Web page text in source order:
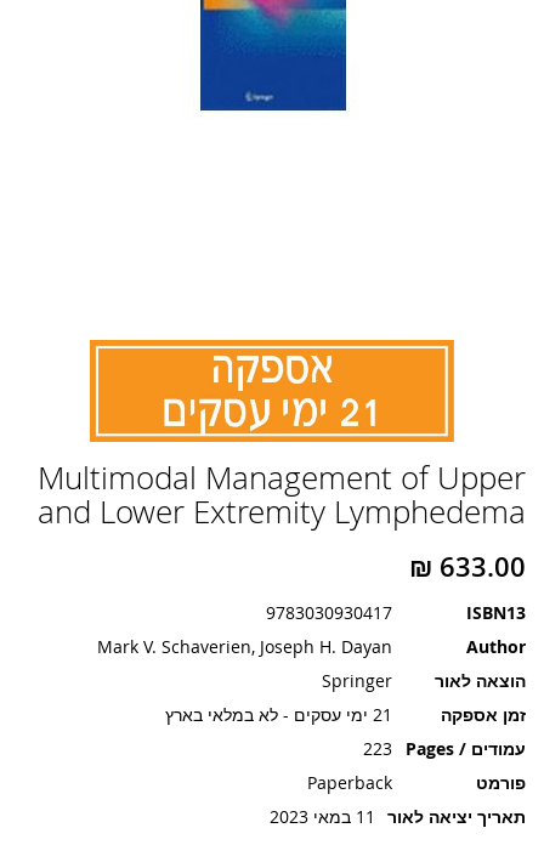
Multimodal Management of Upper
and Lower Extremity Lymphedema
ISBN13
9783030930417
Author
Mark V. Schaverien, Joseph H. Dayan
הוצאה לאור
Springer
זמן אספקה
21 ימי עסקים - לא במלאי בארץ
עמודים / Pages
223
פורמט
Paperback
תאריך יציאה לאור
11 במאי 2023
להתחלה
של
גלריית